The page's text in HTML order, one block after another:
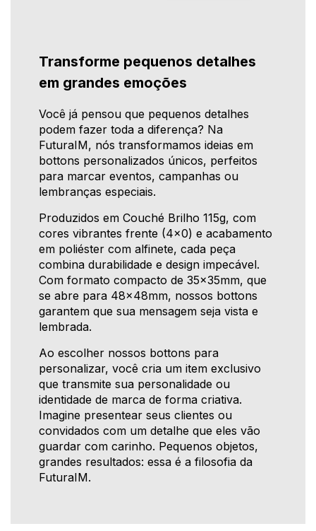
Transforme pequenos detalhes
em grandes emoções
Você já pensou que pequenos detalhes
podem fazer toda a diferença? Na
FuturaIM, nós transformamos ideias em
bottons personalizados únicos, perfeitos
para marcar eventos, campanhas ou
lembranças especiais.
Produzidos em Couché Brilho 115g, com
cores vibrantes frente (4x0) e acabamento
em poliéster com alfinete, cada peça
combina durabilidade e design impecável.
Com formato compacto de 35x35mm, que
se abre para 48x48mm, nossos bottons
garantem que sua mensagem seja vista e
lembrada.
Ao escolher nossos bottons para
personalizar, você cria um item exclusivo
que transmite sua personalidade ou
identidade de marca de forma criativa.
Imagine presentear seus clientes ou
convidados com um detalhe que eles vão
guardar com carinho. Pequenos objetos,
grandes resultados: essa é a filosofia da
FuturaIM.